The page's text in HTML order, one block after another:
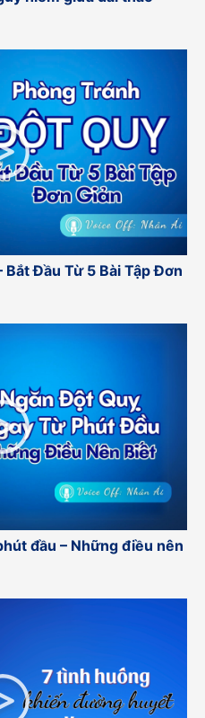
Đầu Từ 5 Bài Tập Đơn
đầu – Những điều nên